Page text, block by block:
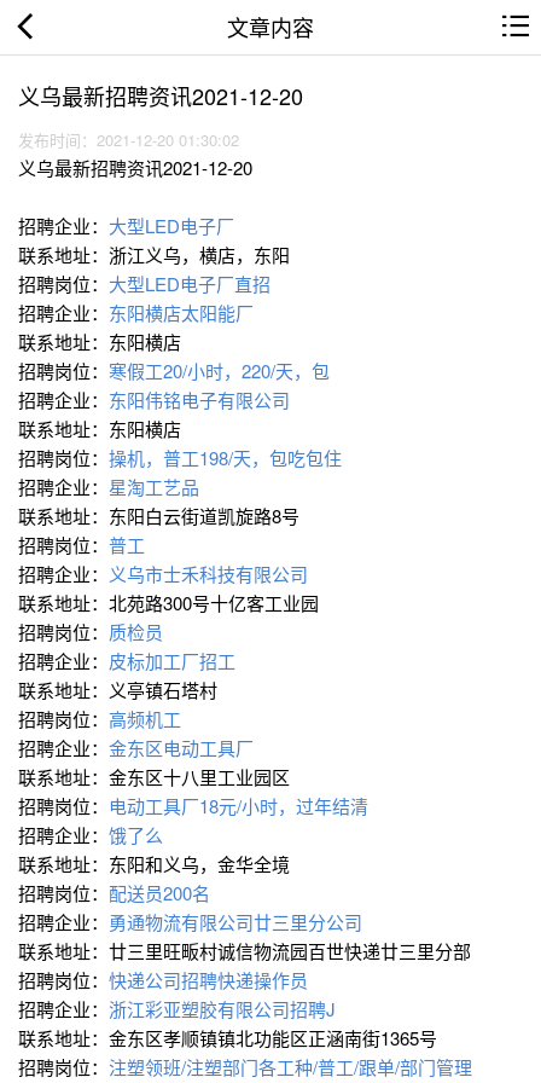
文章内容
义乌最新招聘资讯2021-12-20
发布时间：2021-12-20 01:30:02
义乌最新招聘资讯2021-12-20
招聘企业： 大型LED电子厂
联系地址：浙江义乌，横店，东阳
招聘岗位： 大型LED电子厂直招
招聘企业： 东阳横店太阳能厂
联系地址：东阳横店
招聘岗位： 寒假工20/小时，220/天，包
招聘企业： 东阳伟铭电子有限公司
联系地址：东阳横店
招聘岗位： 操机，普工198/天，包吃包住
招聘企业： 星淘工艺品
联系地址：东阳白云街道凯旋路8号
招聘岗位： 普工
招聘企业： 义乌市士禾科技有限公司
联系地址：北苑路300号十亿客工业园
招聘岗位： 质检员
招聘企业： 皮标加工厂招工
联系地址：义亭镇石塔村
招聘岗位： 高频机工
招聘企业： 金东区电动工具厂
联系地址：金东区十八里工业园区
招聘岗位： 电动工具厂18元/小时，过年结清
招聘企业： 饿了么
联系地址：东阳和义乌，金华全境
招聘岗位： 配送员200名
招聘企业： 勇通物流有限公司廿三里分公司
联系地址：廿三里旺畈村诚信物流园百世快递廿三里分部
招聘岗位： 快递公司招聘快递操作员
招聘企业： 浙江彩亚塑胶有限公司招聘J
联系地址：金东区孝顺镇镇北功能区正涵南街1365号
招聘岗位： 注塑领班/注塑部门各工种/普工/跟单/部门管理